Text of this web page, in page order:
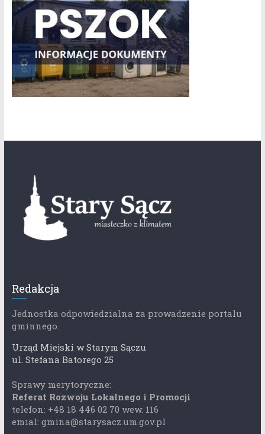
Redakcja
Jednostka odpowiedzialna za prowadzenie portalu
gminnego.
Urząd Miejski w Starym Sączu
ul. Stefana Batorego 25
Sprawy merytoryczne:
Referat Rozwoju Lokalnego i Promocji
telefon: +48 18 446 02 70 wew. 116
emial: gmina@starysacz.um.gov.pl